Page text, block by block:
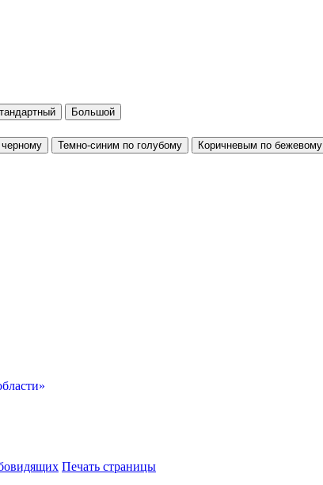
Большой
Темно-синим по голубому Коричневым по бежевому
Печать страницы